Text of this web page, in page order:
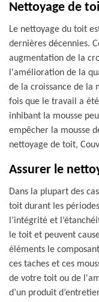
Nettoyage de
Le nettoyage du toit
dernières décennies.
augmentation de la
l'amélioration de la
de la croissance de la
fois que le travail a
inhibant la mousse
empêcher la mousse
nettoyage de toit,
Assurer le
Dans la plupart des
toit durant les
l’intégrité et
le toit et peuvent
éléments le
ces taches et ces
de votre toit ou de
d’un produit